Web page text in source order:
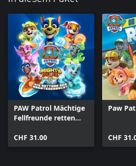
PAW Patrol Mächtige
Fellfreunde retten
CHF 31.00
Paw
CHF